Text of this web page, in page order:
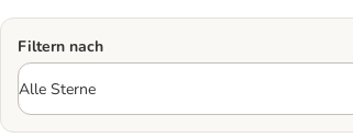
Filtern nach